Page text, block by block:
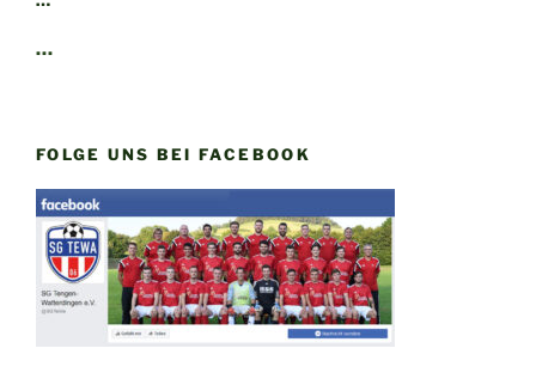
…
FOLGE UNS BEI FACEBOOK